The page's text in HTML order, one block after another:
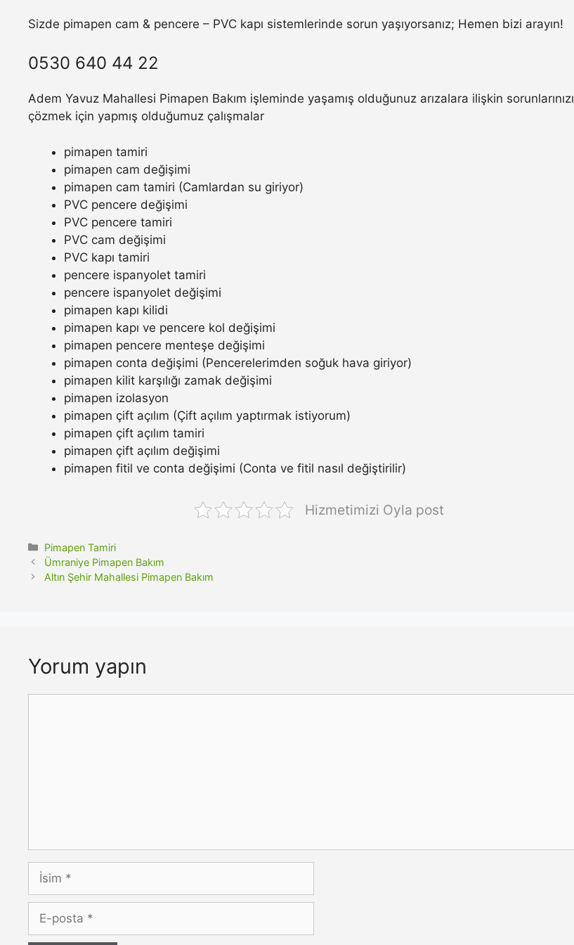
Sizde pimapen cam & pencere – PVC kapı sistemlerinde sorun yaşıyorsanız; Hemen bizi arayın!
0530 640 44 22
Adem Yavuz Mahallesi Pimapen Bakım işleminde yaşamış olduğunuz arızalara ilişkin sorunlarınızı
çözmek için yapmış olduğumuz çalışmalar
pimapen tamiri
pimapen cam değişimi
pimapen cam tamiri (Camlardan su giriyor)
PVC pencere değişimi
PVC pencere tamiri
PVC cam değişimi
PVC kapı tamiri
pencere ispanyolet tamiri
pencere ispanyolet değişimi
pimapen kapı kilidi
pimapen kapı ve pencere kol değişimi
pimapen pencere menteşe değişimi
pimapen conta değişimi (Pencerelerimden soğuk hava giriyor)
pimapen kilit karşılığı zamak değişimi
pimapen izolasyon
pimapen çift açılım (Çift açılım yaptırmak istiyorum)
pimapen çift açılım tamiri
pimapen çift açılım değişimi
pimapen fitil ve conta değişimi (Conta ve fitil nasıl değiştirilir)
Hizmetimizi Oyla post
Kategoriler
Pimapen Tamiri
Ümraniye Pimapen Bakım
Altın Şehir Mahallesi Pimapen Bakım
Yorum yapın
İsim
posta